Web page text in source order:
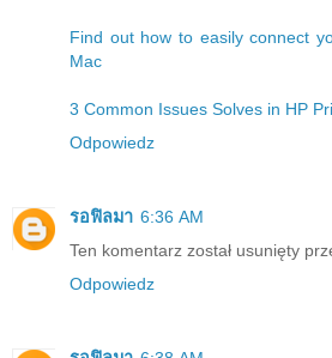
Find out how to easily connect
Mac
3 Common Issues Solves in HP
Odpowiedz
รอฟิลมา 6:36 AM
Ten komentarz został usunięty
Odpowiedz